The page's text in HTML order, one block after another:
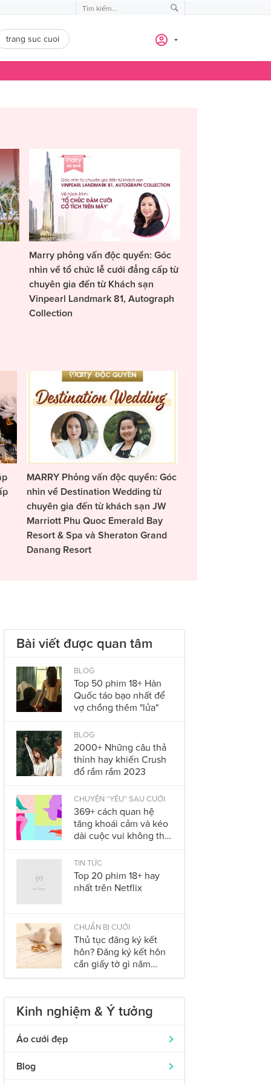
trang suc cuoi
Marry phỏng vấn độc quyền: Góc
nhìn về tổ chức lễ cưới đẳng cấp từ
chuyên gia đến từ Khách sạn
Vinpearl Landmark 81, Autograph
Collection
MARRY Phỏng vấn độc quyền: Góc
nhìn về Destination Wedding từ
chuyên gia đến từ khách sạn JW
Marriott Phu Quoc Emerald Bay
Resort & Spa và Sheraton Grand
Danang Resort
Bài viết được quan tâm
BLOG
Top 50 phim 18+ Hàn
Quốc táo bạo nhất để
vợ chồng thêm "lửa"
BLOG
2000+ Những câu thả
thính hay khiến Crush
đổ rầm rầm 2023
CHUYỆN “YÊU” SAU CƯỚI
369+ cách quan hệ
tăng khoái cảm và kéo
dài cuộc vui không thể
2023
TIN TỨC
Top 20 phim 18+ hay
nhất trên Netflix
CHUẨN BỊ CƯỚI
Thủ tục đăng ký kết
hôn? Đăng ký kết hôn
cần giấy tờ gì năm
2023?
Kinh nghiệm & Ý tưởng
Áo cưới đẹp
Áo dài cưới
319
Blog